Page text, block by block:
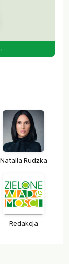
Natalia Rudzka
Redakcja